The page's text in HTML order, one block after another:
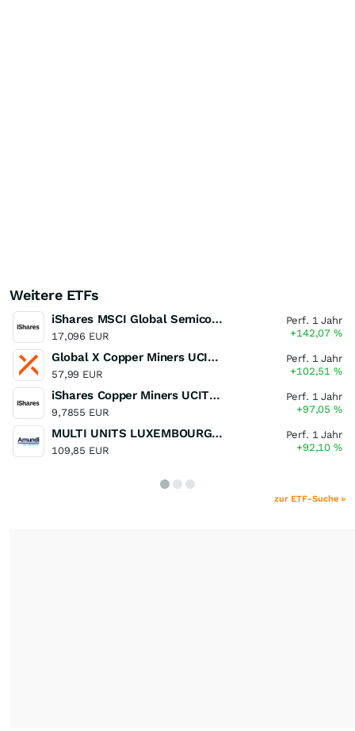
Weitere ETFs
iShares MSCI Global Semiconductors UCITS ETF USD (Acc)
17,096 EUR
Perf. 1 Jahr
+142,07%
Global X Copper Miners UCITS ETF USD Acc
57,99 EUR
Perf. 1 Jahr
+102,51%
iShares Copper Miners UCITS ETF
9,7855 EUR
Perf. 1 Jahr
+97,05%
MULTI UNITS LUXEMBOURG - Lyxor MSCI Semiconductors ESG Filtered
109,85 EUR
Perf. 1 Jahr
+92,10%
zur ETF-Suche »